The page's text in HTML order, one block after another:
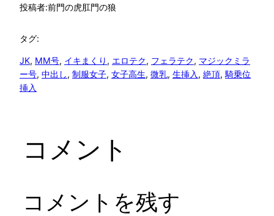
投稿者:前門の虎肛門の狼
タグ:
JK, MM号, イキまくり , エロテク, フェラテク, マジックミラ
ー号, 中出し, 制服女子, 女子高生, 微乳, 生挿入 , 絶頂, 騎乗位
挿入
コメント
コメントを残す